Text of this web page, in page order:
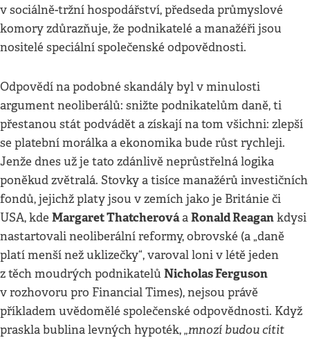
v sociálně-tržní hospodářství, předseda průmyslové
komory zdůrazňuje, že podnikatelé a manažéři jsou
nositelé speciální společenské odpovědnosti.
Odpovědí na podobné skandály byl v minulosti
argument neoliberálů: snižte podnikatelům daně, ti
přestanou stát podvádět a získají na tom všichni: zlepší
se platební morálka a ekonomika bude růst rychleji.
Jenže dnes už je tato zdánlivě neprůstřelná logika
poněkud zvětralá. Stovky a tisíce manažérů investičních
fondů, jejichž platy jsou v zemích jako je Británie či
USA, kde Margaret ThatcherováaRonald Reagankdysi
nastartovali neoliberální reformy, obrovské (a „daně
platí menší než uklizečky“, varoval loni v létě jeden
z těch moudrých podnikatelů Nicholas Ferguson
v rozhovoru pro Financial Times), nejsou právě
příkladem uvědomělé společenské odpovědnosti. Když
praskla bublina levných hypoték,„mnozí budou cítit